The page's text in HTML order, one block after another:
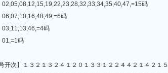
02,05,08,12,15,19,22,23,28,32,33,34,35,40,47,=15码
06,07,10,16,48,49,=6码
03,11,13,46,=4码
01,=1码
开次】１３２１３２４１２０１３３１２２４４２１４２１